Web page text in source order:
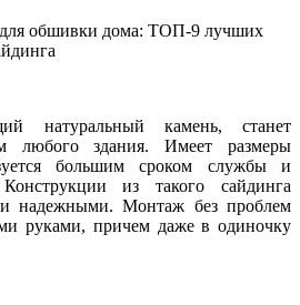
натуральный камень, станет
любого здания. Имеет размеры
большим сроком службы и
из такого сайдинга
надежными. Монтаж без проблем
руками, причем даже в одиночку